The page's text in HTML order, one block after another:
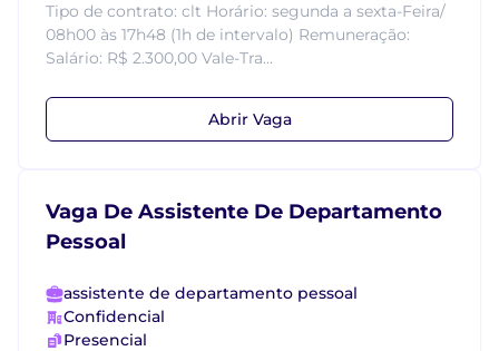
Tipo de contrato: clt Horário: segunda a sexta-Feira/
08h00 às 17h48 (1h de intervalo) Remuneração:
Salário: R$ 2.300,00 Vale-Tra...
Abrir Vaga
Vaga De Assistente De Departamento
Pessoal
assistente de departamento pessoal
Confidencial
Presencial